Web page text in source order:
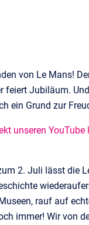
von Le Mans!
feiert Jubiläum.
ein Grund zur
unseren YouTube
2. Juli lässt die
rauf auf
immer! Wir von